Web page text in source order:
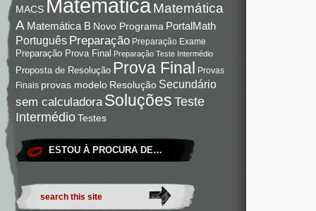
MACS Matemática Matemática
A Matemática B Novo Programa PortalMath
Português Preparação Preparação Exame
Preparação Prova Final Preparação Teste Intermédio
Proposta de Resolução Prova Final Provas
Finais provas modelo Resolução Secundário
sem calculadora Soluções Teste
IntermédioTestes
ESTOU À PROCURA DE…